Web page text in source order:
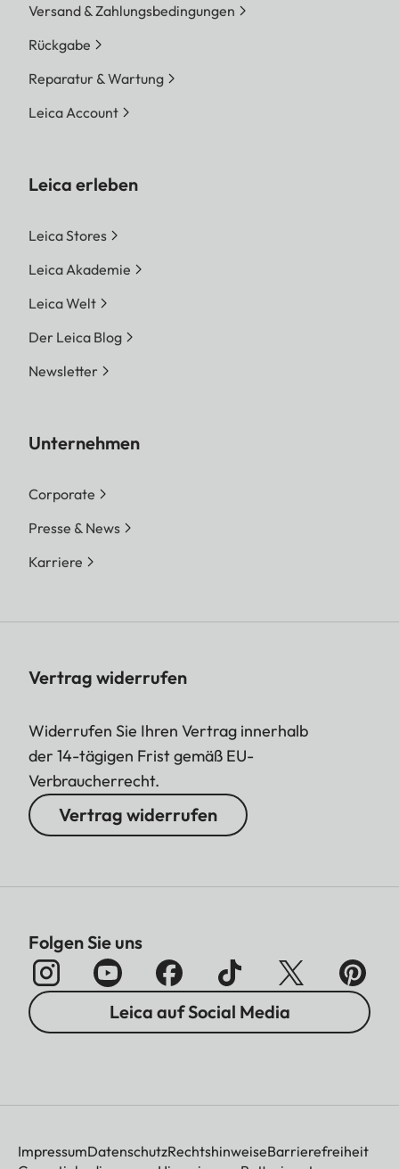
Versand & Zahlungsbedingungen
Rückgabe
Reparatur & Wartung
Leica Account
Leica erleben
Leica Stores
Leica Akademie
Leica Welt
Der Leica Blog
Newsletter
Unternehmen
Corporate
Presse & News
Karriere
Vertrag widerrufen
Widerrufen Sie Ihren Vertrag innerhalb
der 14-tägigen Frist gemäß EU-
Verbraucherrecht.
Vertrag widerrufen
Folgen Sie uns
Leica auf Social Media
ImpressumDatenschutzRechtshinweiseBarrierefreiheit